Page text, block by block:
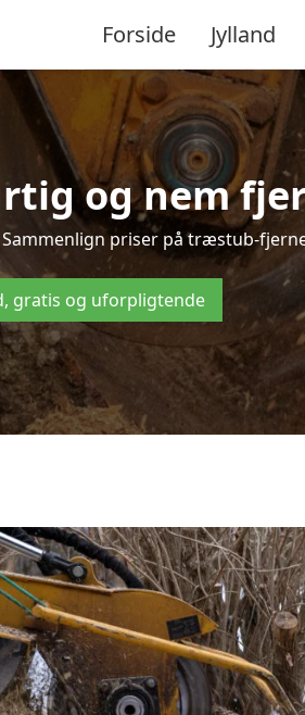
Forside Jylland
og nem
priser på træstub-
gratis og uforpligtende